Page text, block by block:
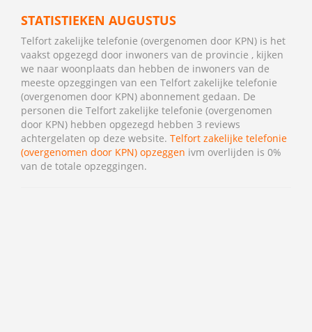
STATISTIEKEN AUGUSTUS
Telfort zakelijke telefonie (overgenomen door KPN) is het
vaakst opgezegd door inwoners van de provincie , kijken
we naar woonplaats dan hebben de inwoners van de
meeste opzeggingen van een Telfort zakelijke telefonie
(overgenomen door KPN) abonnement gedaan. De
personen die Telfort zakelijke telefonie (overgenomen
door KPN) hebben opgezegd hebben 3 reviews
achtergelaten op deze website. Telfort zakelijke telefonie
(overgenomen door KPN) opzeggen ivm overlijden is 0%
van de totale opzeggingen.